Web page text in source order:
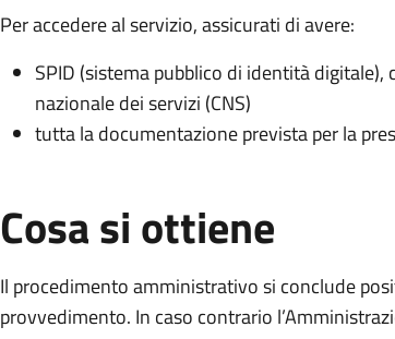
Per accedere al servizio, assicurati di avere:
SPID (sistema pubblico di identità digitale),
nazionale dei servizi (CNS)
tutta la documentazione prevista per la
Cosa si ottiene
Il procedimento amministrativo si conclude
provvedimento. In caso contrario